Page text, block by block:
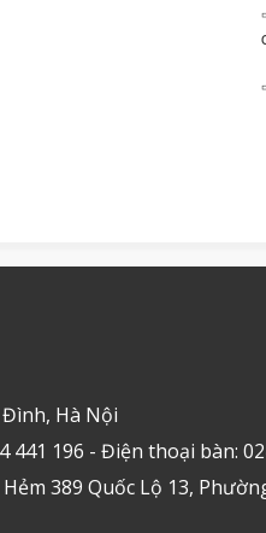
Đình, Hà Nội
441 196 - Điện thoại bàn:
389 Quốc Lộ 13,